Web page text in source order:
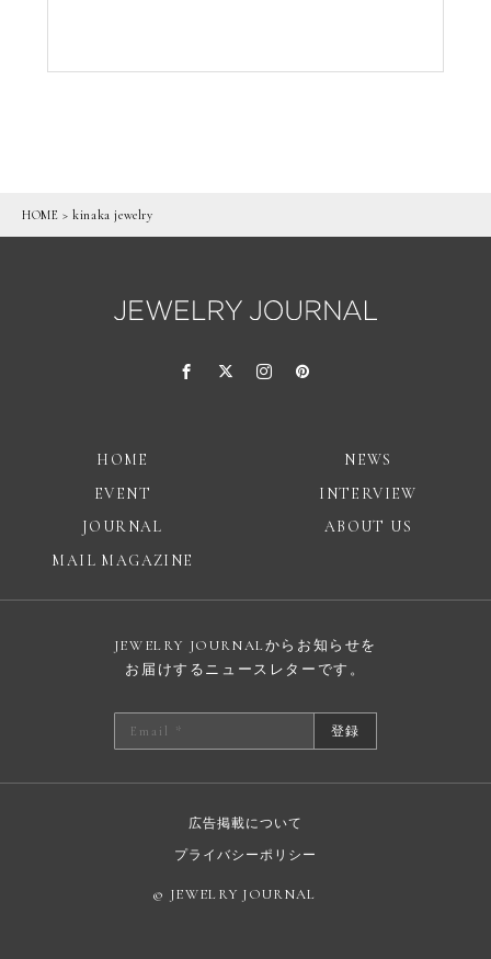
HOME >kinaka jewelry
HOME
NEWS
EVENT
INTERVIEW
JOURNAL
ABOUT US
MAIL MAGAZINE
JEWELRY JOURNALからお知らせを
お届けするニュースレターです。
登録
広告掲載について
プライバシーポリシー
© JEWELRY JOURNAL